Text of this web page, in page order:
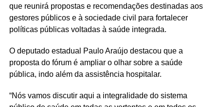
que reunirá propostas e recomendações destinadas aos
gestores públicos e à sociedade civil para fortalecer
políticas públicas voltadas à saúde integrada.
O deputado estadual Paulo Araújo destacou que a
proposta do fórum é ampliar o olhar sobre a saúde
pública, indo além da assistência hospitalar.
“Nós vamos discutir aqui a integralidade do sistema